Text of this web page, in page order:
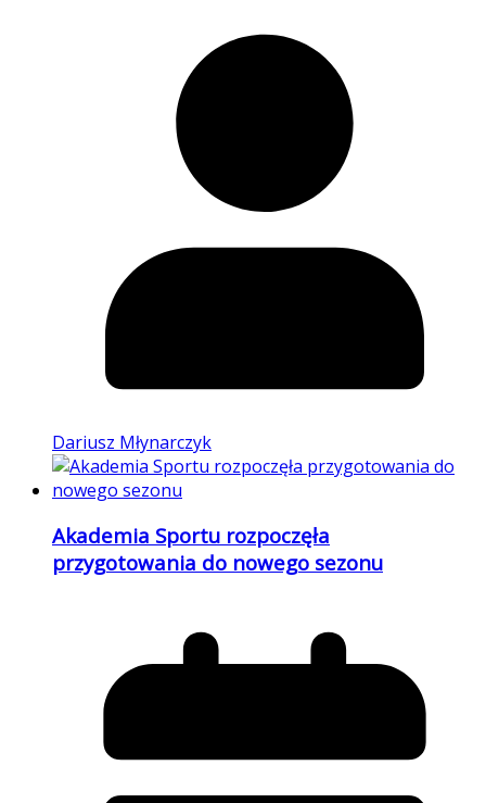
Dariusz Młynarczyk
Akademia Sportu rozpoczęła
przygotowania do nowego sezonu